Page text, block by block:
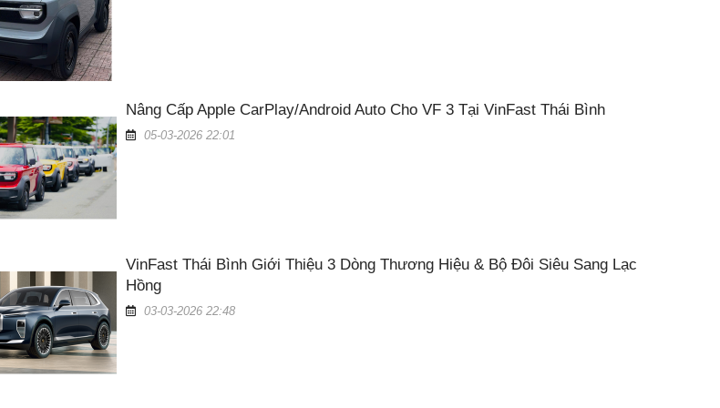
Nâng Cấp Apple CarPlay/Android Auto Cho VF 3 Tại VinFast Thái Bình
05-03-2026 22:01
VinFast Thái Bình Giới Thiệu 3 Dòng Thương Hiệu & Bộ Đôi Siêu Sang Lạc
Hồng
03-03-2026 22:48